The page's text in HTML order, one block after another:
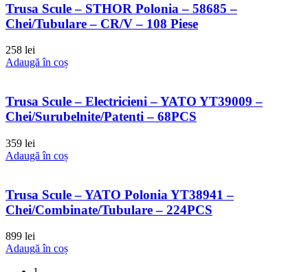
Trusa Scule – STHOR Polonia – 58685 –
Chei/Tubulare – CR/V – 108 Piese
258 lei
Adaugă în coș
Trusa Scule – Electricieni – YATO YT39009 –
Chei/Surubelnite/Patenti – 68PCS
359 lei
Adaugă în coș
Trusa Scule – YATO Polonia YT38941 –
Chei/Combinate/Tubulare – 224PCS
899 lei
Adaugă în coș